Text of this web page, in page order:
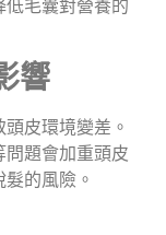
毛囊對營養的
響
皮環境變差。
題會加重頭皮
的風險。